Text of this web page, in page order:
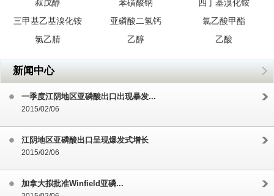
叔戊醇 苯磺酸钠
四丁基溴化铵
三甲基乙基溴化铵
亚磷酸二氢钙
氯乙酸甲酯
氯乙腈
乙醇 乙酸
新闻中心
一季度江阴地区亚磷酸出口出现暴发...
2015/02/06
江阴地区亚磷酸出口呈现爆发式增长
2015/02/06
加拿大拟批准Winfield亚磷...